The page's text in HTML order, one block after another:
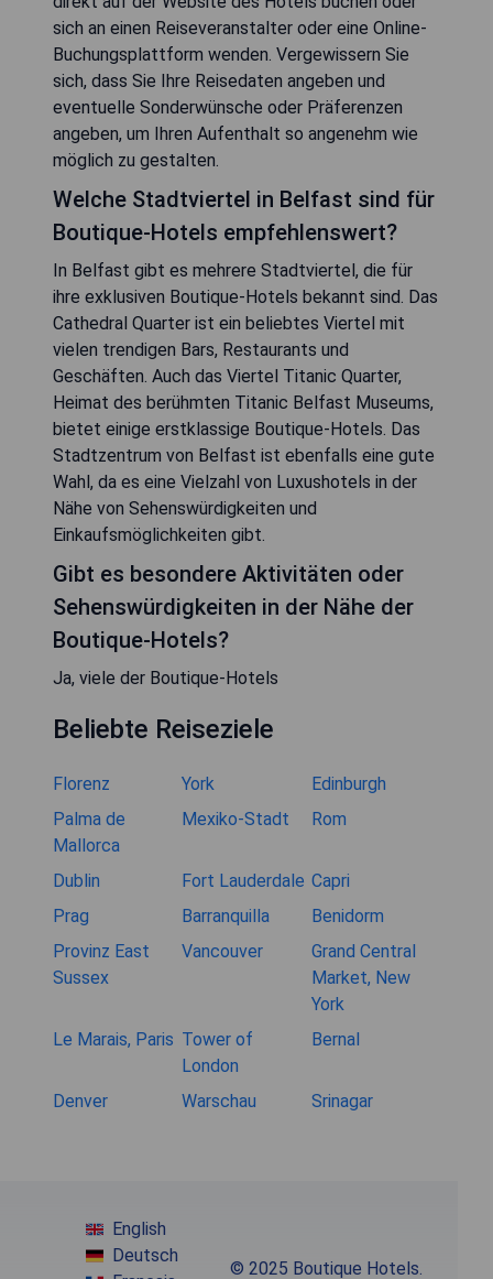
sich an einen Reiseveranstalter oder eine Online-
Buchungsplattform wenden. Vergewissern Sie
sich, dass Sie Ihre Reisedaten angeben und
eventuelle Sonderwünsche oder Präferenzen
angeben, um Ihren Aufenthalt so angenehm wie
möglich zu gestalten.
Welche Stadtviertel in Belfast sind für
Boutique-Hotels empfehlenswert?
In Belfast gibt es mehrere Stadtviertel, die für
ihre exklusiven Boutique-Hotels bekannt sind. Das
Cathedral Quarter ist ein beliebtes Viertel mit
vielen trendigen Bars, Restaurants und
Geschäften. Auch das Viertel Titanic Quarter,
Heimat des berühmten Titanic Belfast Museums,
bietet einige erstklassige Boutique-Hotels. Das
Stadtzentrum von Belfast ist ebenfalls eine gute
Wahl, da es eine Vielzahl von Luxushotels in der
Nähe von Sehenswürdigkeiten und
Einkaufsmöglichkeiten gibt.
Gibt es besondere Aktivitäten oder
Sehenswürdigkeiten in der Nähe der
Boutique-Hotels?
Ja, viele der Boutique-Hotels
Beliebte Reiseziele
Florenz York
Edinburgh
Palma de
Mallorca
Mexiko-Stadt Rom
Dublin Fort Lauderdale Capri
Prag
Barranquilla
Benidorm
Provinz East
Sussex
Vancouver
Grand Central
Market, New
York
Le Marais, Paris Tower of
London
Bernal
Denver Warschau Srinagar
English
Deutsch
© 2025 Boutique Hotels.